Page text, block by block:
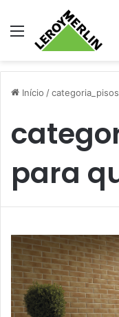
Menu
Início /
para